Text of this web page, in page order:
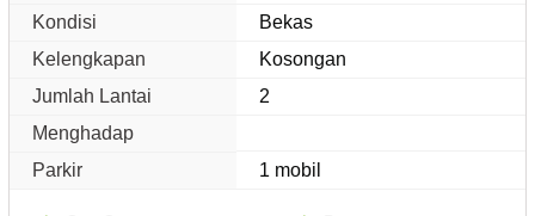
Kondisi
Bekas
Kelengkapan
Kosongan
Jumlah Lantai
2
Menghadap
Parkir
1 mobil